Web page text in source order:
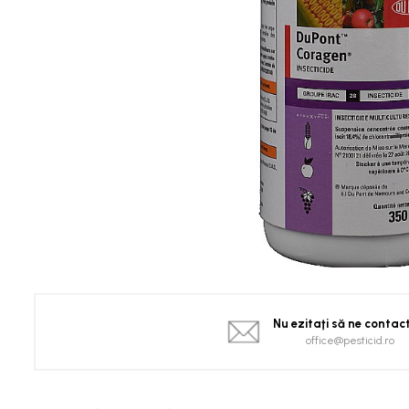
Nu ezitaţi să ne
office@pesticid.ro